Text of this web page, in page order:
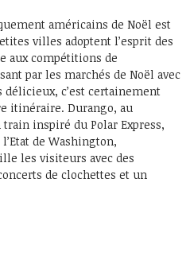
américains de Noël est
villes adoptent l’esprit des
aux compétitions de
par les marchés de Noël avec
délicieux, c’est certainement
itinéraire. Durango, au
inspiré du Polar Express,
de Washington,
les visiteurs avec des
de clochettes et un